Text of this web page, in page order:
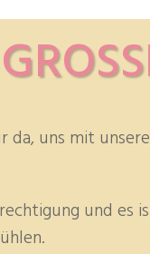
uns mit
und es